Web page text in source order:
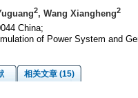
2, Wang Xiangheng2
China;
of Power System and
相关文章 (15)